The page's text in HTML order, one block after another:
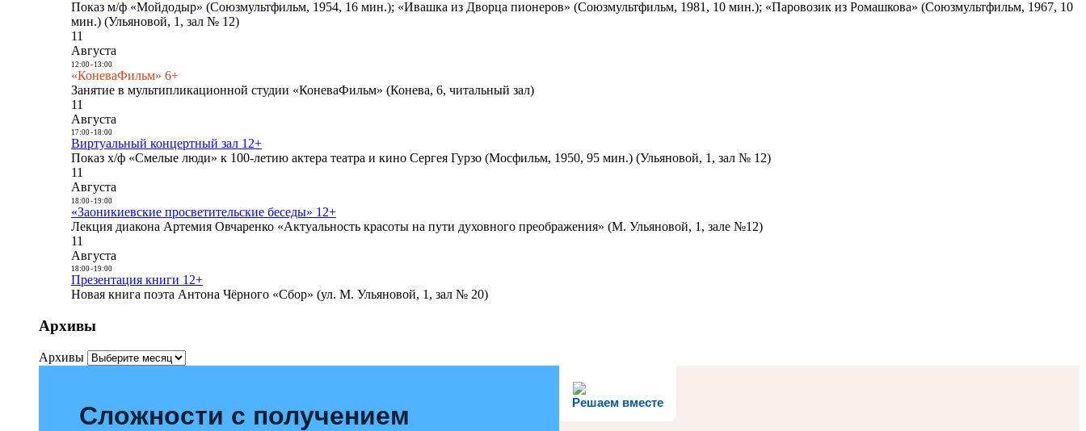
Показ м/ф «Мойдодыр» (Союзмультфильм, 1954, 16 мин.); «Ивашка из Дворца пионеров» (Союзмультфильм, 1981, 10 мин.); «Паровозик из Ромашкова» (Союзмультфильм, 1967, 10
мин.) (Ульяновой, 1, зал № 12)
11
Августа
12:00- 13:00
«КоневаФильм» 6+
Занятие в мультипликационной студии «КоневаФильм» (Конева, 6, читальный зал)
11
Августа
17:00- 18:00
Виртуальный концертный зал 12+
Показ х/ф «Смелые люди» к 100-летию актера театра и кино Сергея Гурзо (Мосфильм, 1950, 95 мин.) (Ульяновой, 1, зал № 12)
11
Августа
18:00- 19:00
«Заоникиевские просветительские беседы» 12+
Лекция диакона Артемия Овчаренко «Актуальность красоты на пути духовного преображения» (М. Ульяновой, 1, зале №12)
11
Августа
18:00- 19:00
Презентация книги 12+
Новая книга поэта Антона Чёрного «Сбор» (ул. М. Ульяновой, 1, зал № 20)
Архивы
Архивы
Решаем вместе
Сложности с получением